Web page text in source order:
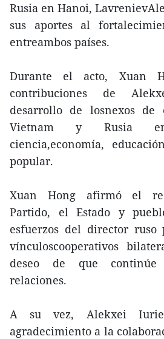
Rusia en Hanoi,
sus aportes al
entreambos países.
Durante el acto, Xuan
contribuciones de
desarrollo de losnexos de
Vietnam y Rusia
ciencia,economía,
popular.
Xuan Hong afirmó el
Partido, el Estado y
esfuerzos del director ruso
vínculoscooperativos
deseo de que continúe
relaciones.
A su vez, Alekxei
agradecimiento a la